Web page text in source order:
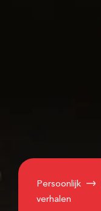
Persoonlijk
verhalen